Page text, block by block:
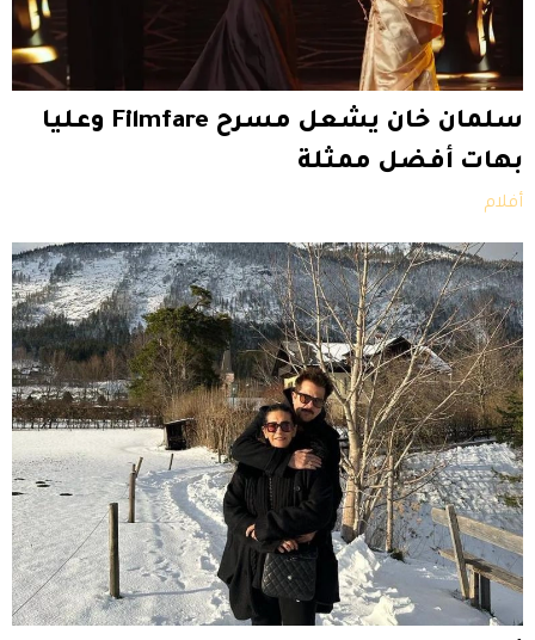
سلمان خان يشعل مسرح Filmfare وعليا
بهات أفضل ممثلة
أفلام